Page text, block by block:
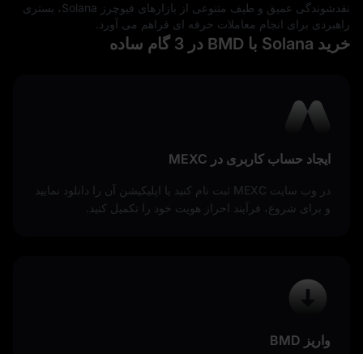
نقدشوندگی عمیق و طیف متنوعی از بازارهای فیوچرز Solana، بستری
راهبردی برای انجام معاملات حرفه‌ ای فراهم می‌ آورد.
خرید Solana با BMD در 3 گام ساده
ایجاد حساب کاربری در MEXC
در وب‌ سایت MEXC ثبت‌ نام کنید یا اپلیکیشن آن را دانلود نمایید
و برای شروع، فرآیند احراز هویت خود را تکمیل کنید.
واریز BMD